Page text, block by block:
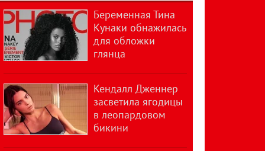
Беременная Тина
Кунаки обнажилась
для обложки
глянца
Кендалл Дженнер
засветила ягодицы
в леопардовом
бикини